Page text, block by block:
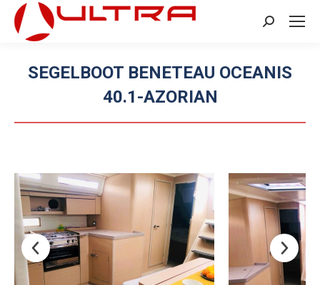
Search:
SEGELBOOT BENETEAU OCEANIS
40.1-AZORIAN
Sie befinden sich hier: